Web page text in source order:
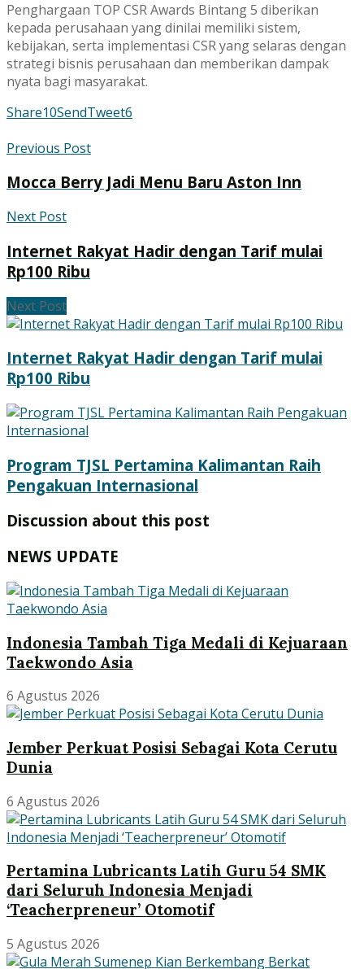
Penghargaan TOP CSR Awards Bintang 5 diberikan
kepada perusahaan yang dinilai memiliki sistem,
kebijakan, serta implementasi CSR yang selaras dengan
strategi bisnis perusahaan dan memberikan dampak
nyata bagi masyarakat.
Share10SendTweet6
Previous Post
Mocca Berry Jadi Menu Baru Aston Inn
Next Post
Internet Rakyat Hadir dengan Tarif mulai
Rp100 Ribu
Next Post
Internet Rakyat Hadir dengan Tarif mulai
Rp100 Ribu
Program TJSL Pertamina Kalimantan Raih
Pengakuan Internasional
Discussion about this post
NEWS UPDATE
Indonesia Tambah Tiga Medali di Kejuaraan
Taekwondo Asia
6 Agustus 2026
Jember Perkuat Posisi Sebagai Kota Cerutu
Dunia
6 Agustus 2026
Pertamina Lubricants Latih Guru 54 SMK
dari Seluruh Indonesia Menjadi
‘Teacherpreneur’ Otomotif
5 Agustus 2026